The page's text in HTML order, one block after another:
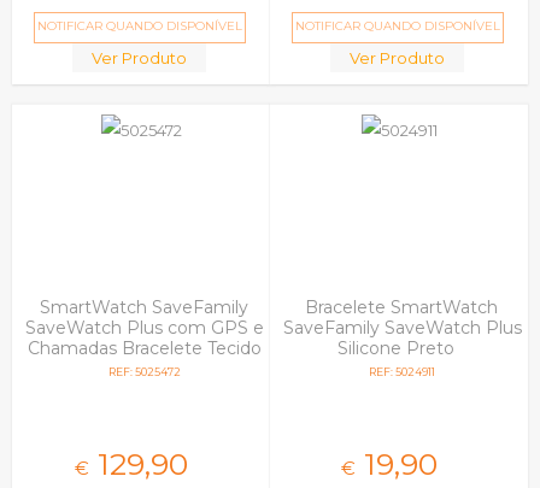
NOTIFICAR QUANDO DISPONÍVEL
Ver Produto
NOTIFICAR QUANDO DISPONÍVEL
Ver Produto
SmartWatch SaveFamily
SaveWatch Plus com GPS e
Chamadas Bracelete Tecido
Fluor
REF: 5025472
€ 129,90
Bracelete SmartWatch
SaveFamily SaveWatch Plus
Silicone Preto
REF: 5024911
€ 19,90